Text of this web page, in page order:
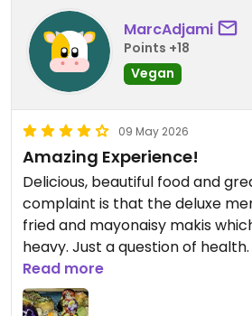
MarcAdjami
Points +18
Vegan
09 May 2026
Amazing Experience!
Delicious, beautiful food and
complaint is that the deluxe
fried and mayonaisy makis
heavy. Just a question of
fantastic and would earn 5 stars.
Read more